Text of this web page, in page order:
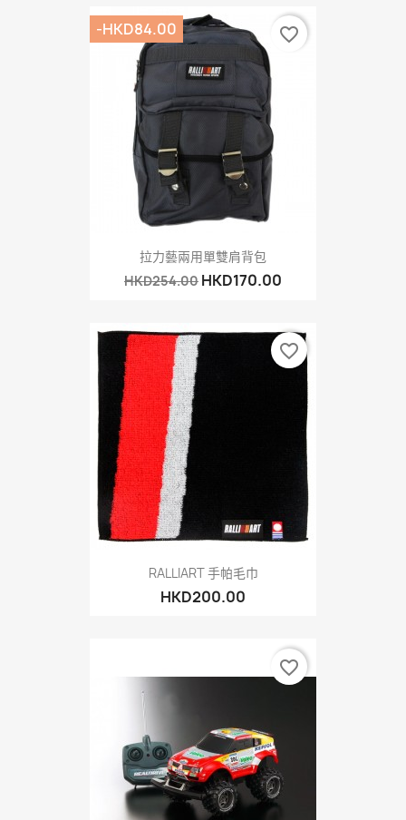
拉力藝兩用單雙肩背包
HKD254.00 HKD170.00
-HKD84.00 favorite_border
RALLIART 手帕毛巾
HKD200.00
favorite_border
favorite_border